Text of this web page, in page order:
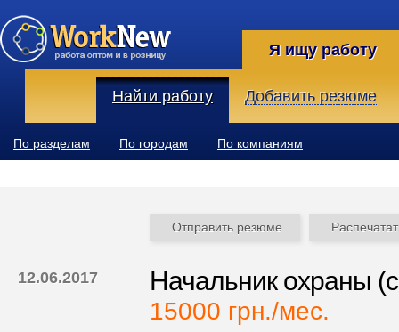
Я ищу работу
Найти работу Добавить резюме
По разделам По городам По компаниям
Отправить резюме
12.06.2017 Начальник охраны
15000 грн./мес.